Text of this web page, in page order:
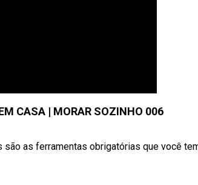
CASA | MORAR SOZINHO 006
as ferramentas obrigatórias que você